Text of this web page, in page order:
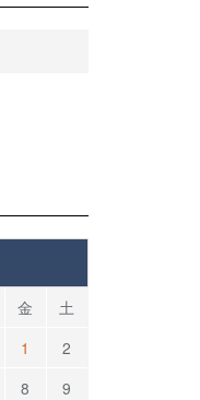
金
土
1
2
8
9